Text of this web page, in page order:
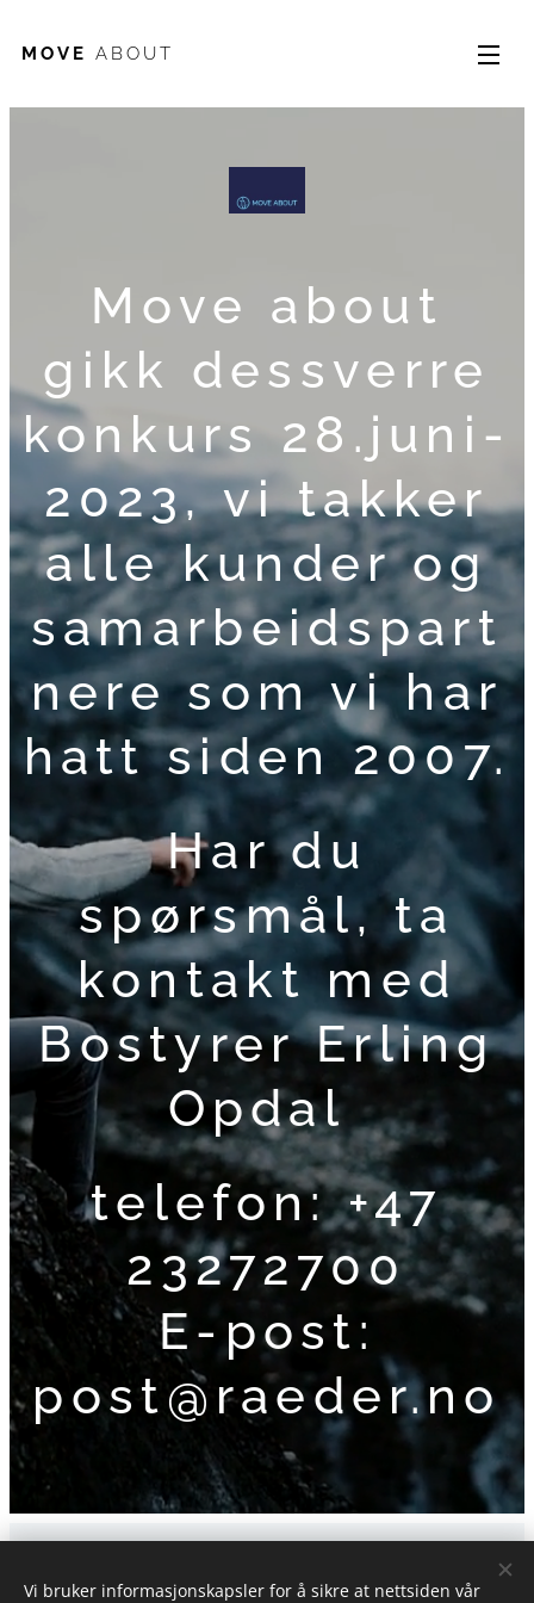
MOVE ABOUT
Move about
gikk dessverre
konkurs 28.juni-
2023, vi takker
alle kunder og
samarbeidspart
nere som vi har
hatt siden 2007.
Har du
spørsmål, ta
kontakt med
Bostyrer Erling
Opdal
telefon: +47
23272700
E-post:
post@raeder.no
Vi bruker informasjonskapsler for å sikre at nettsiden vår